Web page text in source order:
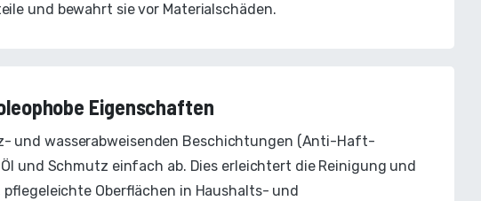
und bewahrt sie vor Materialschäden.
Eigenschaften
und wasserabweisenden Beschichtungen (Anti-Haft-
Öl und Schmutz einfach ab. Dies erleichtert die Reinigung und
Oberflächen in Haushalts- und